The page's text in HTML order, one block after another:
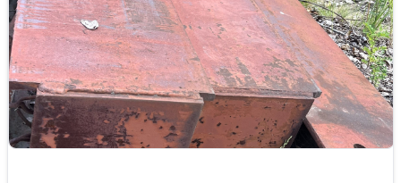
автомобильным транспортом в любом направлении.